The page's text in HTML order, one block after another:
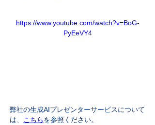
https://www.youtube.com/watch?v=BoG-
PyEeVY4
弊社の生成AIプレゼンターサービスについて
は、
こちらを参照ください。